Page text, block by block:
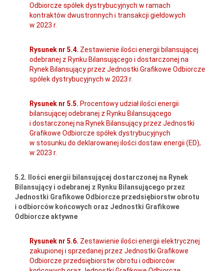
Odbiorcze spółek dystrybucyjnych w ramach
kontraktów dwustronnych i transakcji giełdowych
w 2023 r.
Rysunek nr 5.4. Zestawienie ilości energii bilansującej
odebranej z Rynku Bilansującego i dostarczonej na
Rynek Bilansujący przez Jednostki Grafikowe Odbiorcze
spółek dystrybucyjnych w 2023 r.
Rysunek nr 5.5. Procentowy udział ilości energii
bilansującej odebranej z Rynku Bilansującego
i dostarczonej na Rynek Bilansujący przez Jednostki
Grafikowe Odbiorcze spółek dystrybucyjnych
w stosunku do deklarowanej ilości dostaw energii (ED),
w 2023 r.
5.2. Ilości energii bilansującej dostarczonej na Rynek
Bilansujący i odebranej z Rynku Bilansującego przez
Jednostki Grafikowe Odbiorcze przedsiębiorstw obrotu
i odbiorców końcowych oraz Jednostki Grafikowe
Odbiorcze aktywne
Rysunek nr 5.6. Zestawienie ilości energii elektrycznej
zakupionej i sprzedanej przez Jednostki Grafikowe
Odbiorcze przedsiębiorstw obrotu i odbiorców